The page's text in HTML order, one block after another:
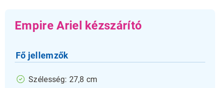
Empire Ariel kézszárító
Fő jellemzők
Szélesség: 27,8 cm